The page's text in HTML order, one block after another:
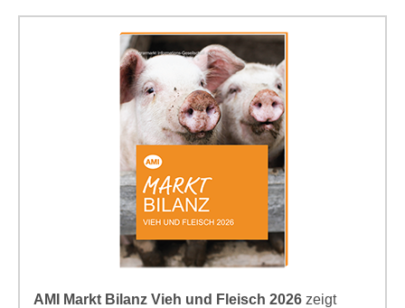
AMI Markt Bilanz Vieh und Fleisch 2026 zeigt